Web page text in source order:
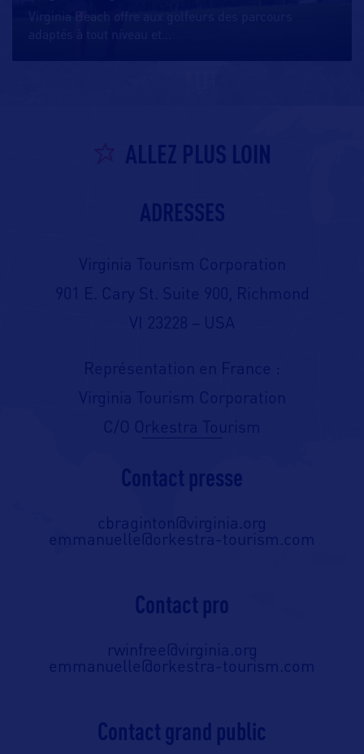
Virginia Beach offre aux golfeurs des parcours
ALLEZ PLUS LOIN
ADRESSES
Virginia Tourism Corporation
901 E. Cary St. Suite 900, Richmond
VI 23228 – USA
Représentation en France :
Virginia Tourism Corporation
Contact presse
cbraginton@virginia.org
emmanuelle@orkestra-tourism.com
Contact pro
rwinfree@virginia.org
emmanuelle@orkestra-tourism.com
Contact grand public